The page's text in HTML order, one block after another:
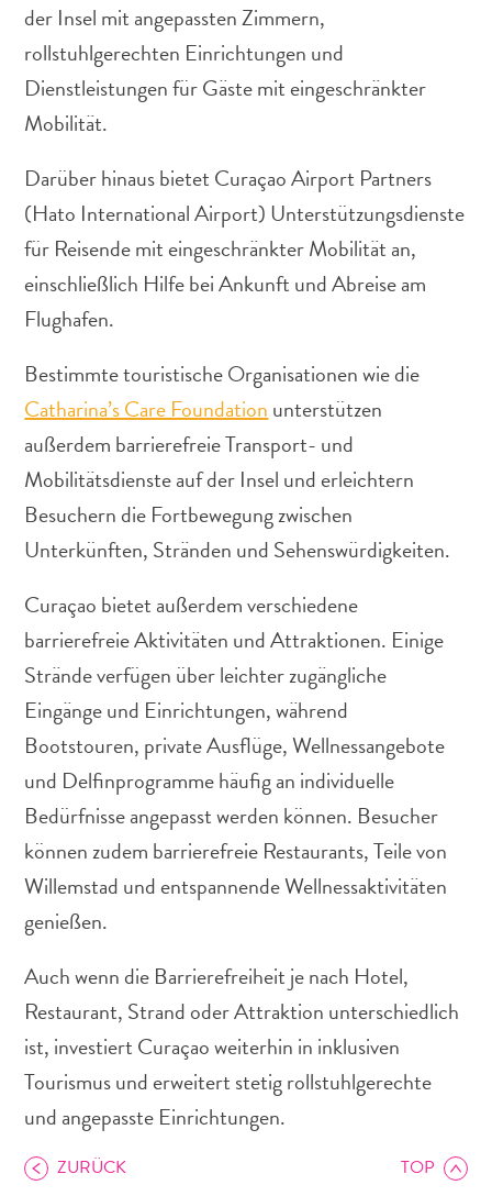
und
trinken
Kunst
Kultur
Museen
Nachtleben
und
Unterhaltung
und
Sehenswürdigkeiten
und
Wahrzeichen
und
Wellness
Sport
Golf
Strände
und
Schnorchelplätze
Tauchoperatoren
Touren
Wasseraktivitäten
Unterkunft
der Insel mit angepassten Zimmern,
rollstuhlgerechten Einrichtungen und
Dienstleistungen für Gäste mit eingeschränkter
Mobilität.
Darüber hinaus bietet Curaçao Airport Partners
(Hato International Airport) Unterstützungsdienste
für Reisende mit eingeschränkter Mobilität an,
einschließlich Hilfe bei Ankunft und Abreise am
Flughafen.
Bestimmte touristische Organisationen wie die
Catharina’s Care Foundationunterstützen
außerdem barrierefreie Transport- und
Mobilitätsdienste auf der Insel und erleichtern
Besuchern die Fortbewegung zwischen
Unterkünften, Stränden und Sehenswürdigkeiten.
Curaçao bietet außerdem verschiedene
barrierefreie Aktivitäten und Attraktionen. Einige
Strände verfügen über leichter zugängliche
Eingänge und Einrichtungen, während
Bootstouren, private Ausflüge, Wellnessangebote
und Delfinprogramme häufig an individuelle
Bedürfnisse angepasst werden können. Besucher
können zudem barrierefreie Restaurants, Teile von
Willemstad und entspannende Wellnessaktivitäten
genießen.
Auch wenn die Barrierefreiheit je nach Hotel,
Restaurant, Strand oder Attraktion unterschiedlich
ist, investiert Curaçao weiterhin in inklusiven
Tourismus und erweitert stetig rollstuhlgerechte
und angepasste Einrichtungen.
TOP
ZURÜCK